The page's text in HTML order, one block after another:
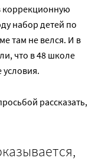
коррекционную
набор детей по
там не велся. И в
что в 48 школе
рассказать,